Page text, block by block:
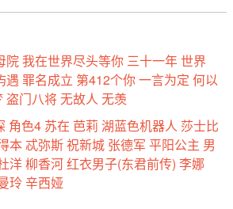
院我在世界尽头等你 三十一年世界
遇 罪名成立 第412个你一言为定 何以
盗门八将无故人 无羡
角色4 苏在 芭莉 湖蓝色机器人 莎士比
本忒弥斯祝新城 张德军 平阳公主 男
洋柳香河红衣男子(东君前传) 李娜
玲辛西娅